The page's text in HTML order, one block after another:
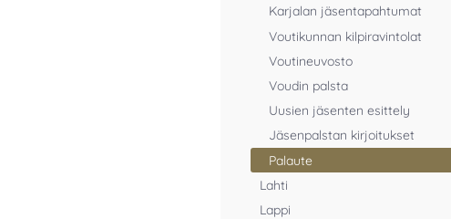
Karjalan jäsentapahtumat
Voutikunnan kilpiravintolat
Voutineuvosto
Voudin palsta
Uusien jäsenten esittely
Jäsenpalstan kirjoitukset
Palaute
Lahti
Lappi